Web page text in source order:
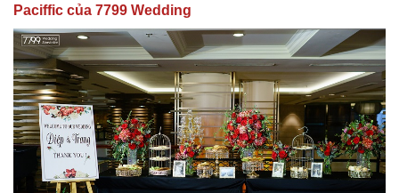
Paciffic của 7799 Wedding